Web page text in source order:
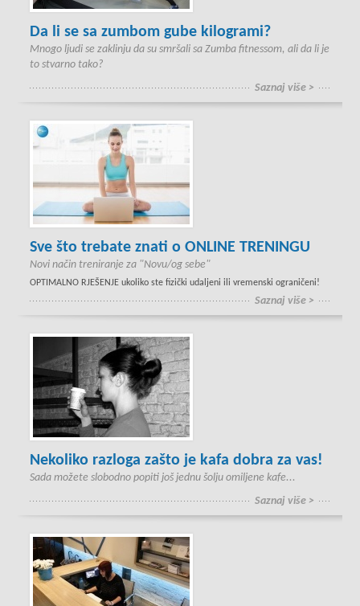
Da li se sa zumbom gube kilogrami?
Mnogo ljudi se zaklinju da su smršali sa Zumba fitnessom, ali da li je
to stvarno tako?
Saznaj više >
Sve što trebate znati o ONLINE TRENINGU
Novi način treniranje za "Novu/og sebe"
OPTIMALNO RJEŠENJE ukoliko ste fizički udaljeni ili vremenski ograničeni!
Saznaj više >
Nekoliko razloga zašto je kafa dobra za vas!
Sada možete slobodno popiti još jednu šolju omiljene kafe...
Saznaj više >